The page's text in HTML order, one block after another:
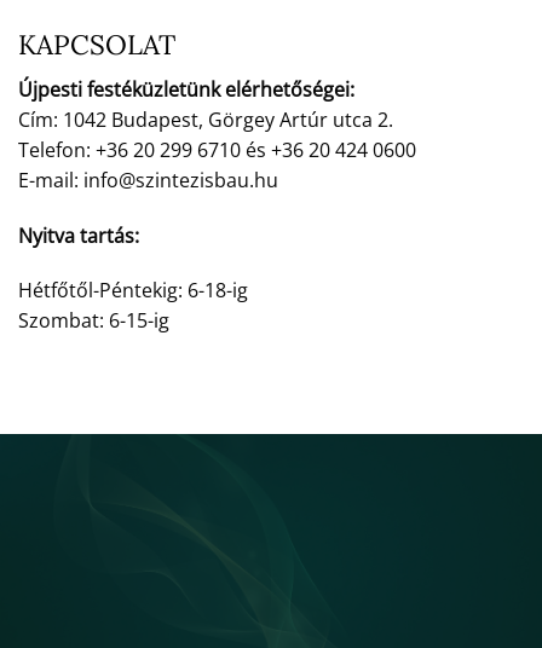
KAPCSOLAT
Újpesti festéküzletünk elérhetőségei:
Cím: 1042 Budapest, Görgey Artúr utca 2.
Telefon: +36 20 299 6710 és +36 20 424 0600
E-mail: info@szintezisbau.hu
Nyitva tartás:
Hétfőtől-Péntekig: 6-18-ig
Szombat: 6-15-ig